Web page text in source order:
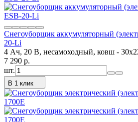
Снегоуборщик аккумуляторный
20-Li
4 Ач, 20 В, несамоходный, ковш -
7 290 p.
шт.
В 1 клик